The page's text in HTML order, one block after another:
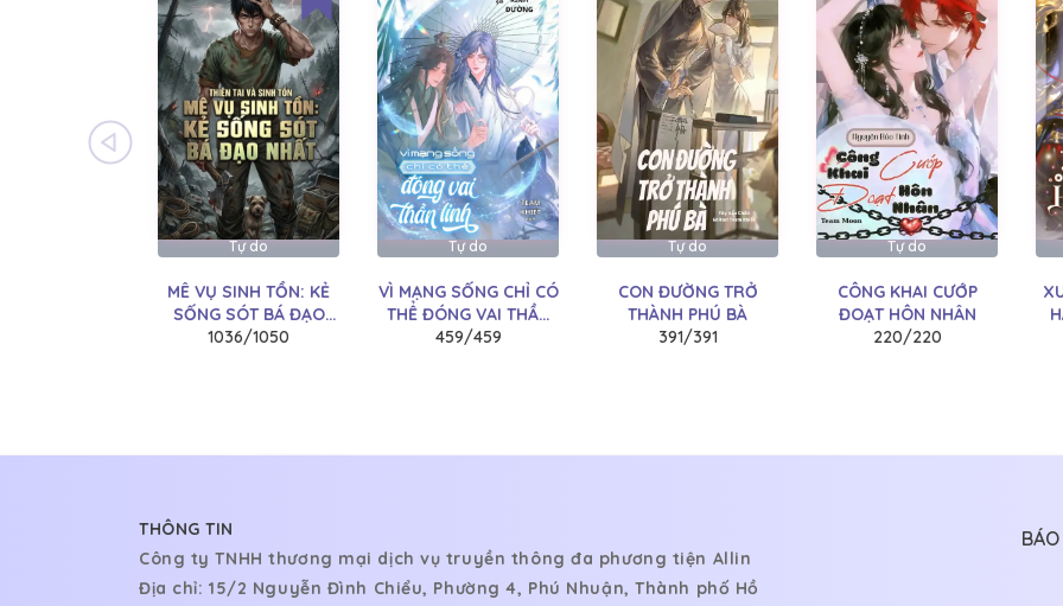
CHƯƠNG 203: 07/07/2026
CHƯƠNG 202: 07/07/2026
CHƯƠNG 201: 07/07/2026
CHƯƠNG 200: 07/07/2026
CHƯƠNG 199: 07/07/2026
CHƯƠNG 198: 07/07/2026
CHƯƠNG 197: 07/07/2026
CHƯƠNG 196: 07/07/2026
CHƯƠNG 192:
CHƯƠNG 191:
Tự do
MÊ VỤ SINH TỒN: KẺ
SỐNG SÓT BÁ ĐẠO
NHẤT
1036/1050
Tự do
VÌ MẠNG SỐNG CHỈ CÓ
THỂ ĐÓNG VAI THẦN
LINH
459/459
Tự do
CON ĐƯỜNG TRỞ
THÀNH PHÚ BÀ
391/391
Tự do
CÔNG KHAI CƯỚP
ĐOẠT HÔN NHÂN
220/220
THÔNG TIN
Công ty TNHH thương mại dịch vụ truyền thông đa phương tiện Allin
Địa chỉ: 15/2 Nguyễn Đình Chiểu, Phường 4, Phú Nhuận, Thành phố Hồ